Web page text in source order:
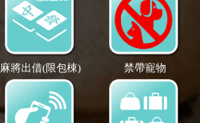
麻將出借(限包棟) 禁帶寵物